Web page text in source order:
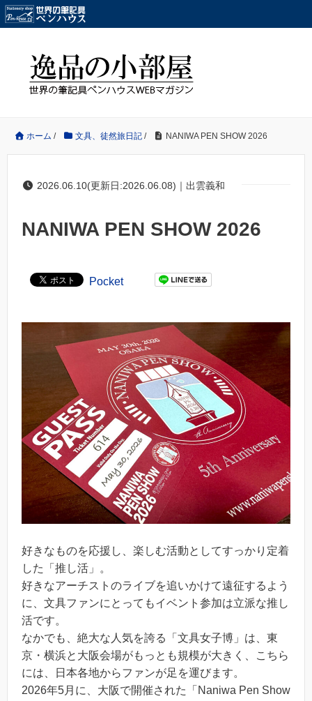
ホーム / 文具、徒然旅日記 / NANIWA PEN SHOW 2026
2026.06.10(更新日:2026.06.08)｜出雲義和
NANIWA PEN SHOW 2026
Pocket
好きなものを応援し、楽しむ活動としてすっかり定着
した「推し活」。
好きなアーチストのライブを追いかけて遠征するよう
に、文具ファンにとってもイベント参加は立派な推し
活です。
なかでも、絶大な人気を誇る「文具女子博」は、東
京・横浜と大阪会場がもっとも規模が大きく、こちら
には、日本各地からファンが足を運びます。
2026年5月に、大阪で開催された「Naniwa Pen Show